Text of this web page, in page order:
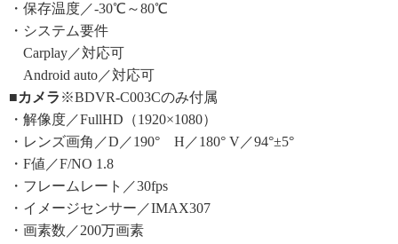
・保存温度／-30℃～80℃
・システム要件
Carplay／対応可
Android auto／対応可
■カメラ ※BDVR‐C003Cのみ付属
・解像度／FullHD（1920×1080）
・レンズ画角／D／190° H／180° V／94°±5°
・F値／F/NO 1.8
・フレームレート／30fps
・イメージセンサー／IMAX307
・画素数／200万画素